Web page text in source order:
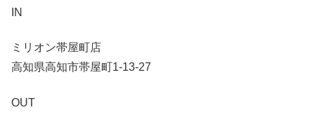
IN
ミリオン帯屋町店
高知県高知市帯屋町1-13-27
OUT